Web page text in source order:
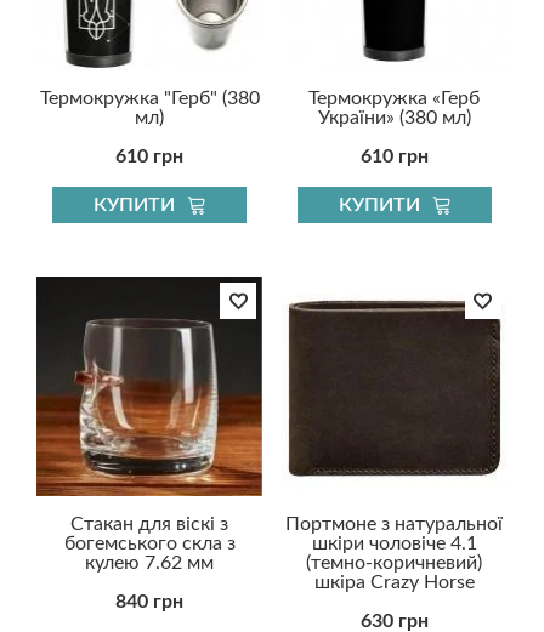
Термокружка "Герб" (380
мл)
610 грн
КУПИТИ
Термокружка «Герб
України» (380 мл)
610 грн
КУПИТИ
Стакан для віскі з
богемського скла з
кулею 7.62 мм
840 грн
Портмоне з натуральної
шкіри чоловіче 4.1
(темно-коричневий)
шкіра Crazy Horse
630 грн